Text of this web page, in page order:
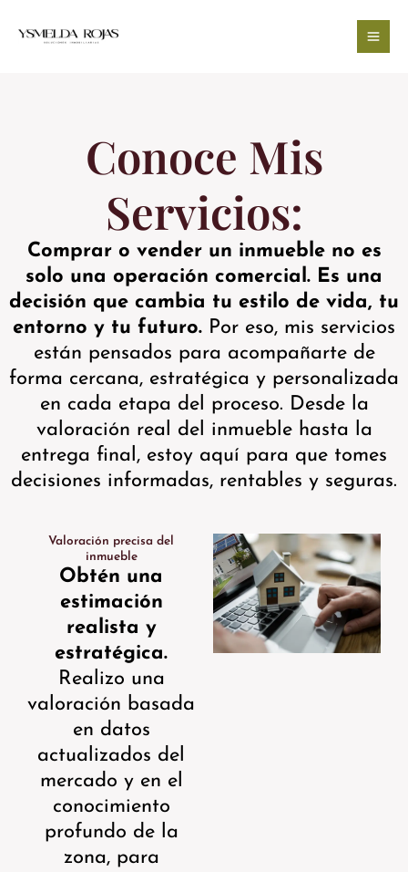
contenido
Conoce Mis
Servicios:
Comprar o vender un inmueble no es
solo una operación comercial. Es una
decisión que cambia tu estilo de vida, tu
entorno y tu futuro. Por eso, mis servicios
están pensados para acompañarte de
forma cercana, estratégica y personalizada
en cada etapa del proceso. Desde la
valoración real del inmueble hasta la
entrega final, estoy aquí para que tomes
decisiones informadas, rentables y seguras.
Valoración precisa del
inmueble
Obtén una
estimación
realista y
estratégica.
Realizo una
valoración basada
en datos
actualizados del
mercado y en el
conocimiento
profundo de la
zona, para